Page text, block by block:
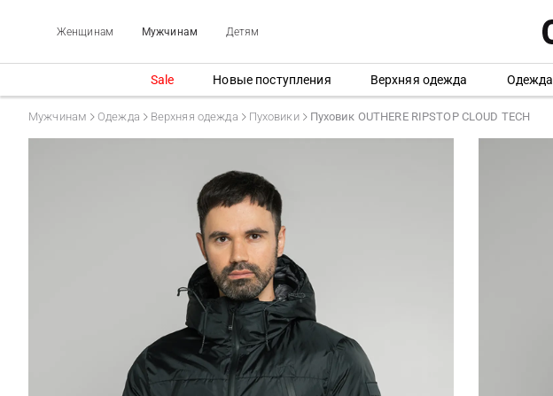
Женщинам Мужчинам Детям
Sale Новые поступления Верхняя одежда Одежда
Мужчинам Одежда Верхняя одежда Пуховики Пуховик OUTHERE RIPSTOP CLOUD TECH